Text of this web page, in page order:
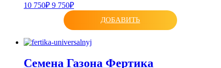
10 750₽ 9 750₽
ДОБАВИТЬ
Семена Газона Фертика